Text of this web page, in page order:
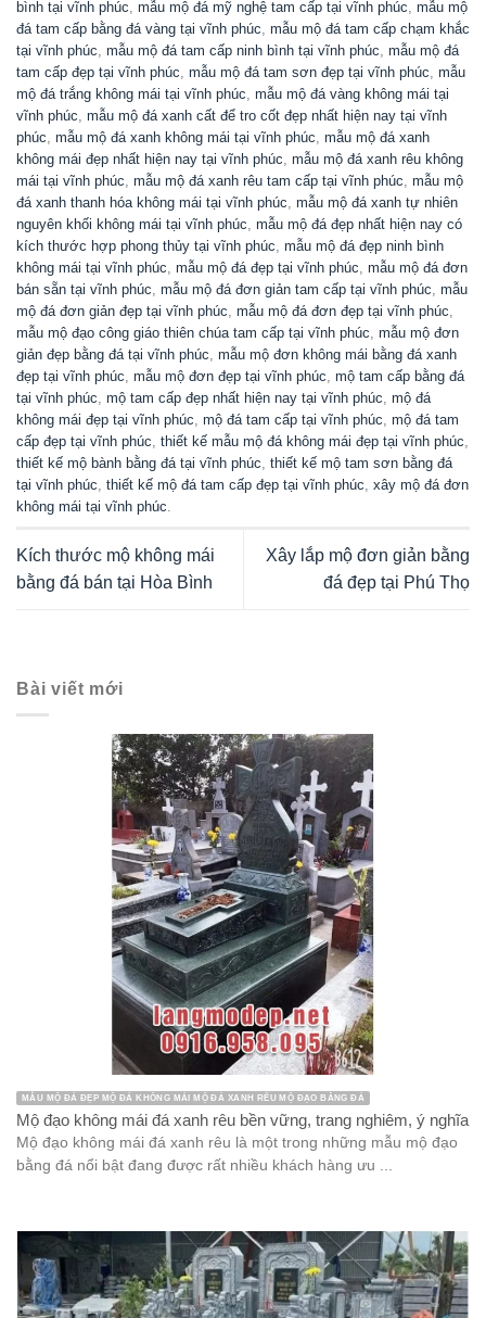
bình tại vĩnh phúc, mẫu mộ đá mỹ nghệ tam cấp tại vĩnh phúc, mẫu mộ
đá tam cấp bằng đá vàng tại vĩnh phúc, mẫu mộ đá tam cấp chạm khắc
tại vĩnh phúc, mẫu mộ đá tam cấp ninh bình tại vĩnh phúc, mẫu mộ đá
tam cấp đẹp tại vĩnh phúc, mẫu mộ đá tam sơn đẹp tại vĩnh phúc, mẫu
mộ đá trắng không mái tại vĩnh phúc, mẫu mộ đá vàng không mái tại
vĩnh phúc, mẫu mộ đá xanh cất để tro cốt đẹp nhất hiện nay tại vĩnh
phúc, mẫu mộ đá xanh không mái tại vĩnh phúc, mẫu mộ đá xanh
không mái đẹp nhất hiện nay tại vĩnh phúc, mẫu mộ đá xanh rêu không
mái tại vĩnh phúc, mẫu mộ đá xanh rêu tam cấp tại vĩnh phúc, mẫu mộ
đá xanh thanh hóa không mái tại vĩnh phúc, mẫu mộ đá xanh tự nhiên
nguyên khối không mái tại vĩnh phúc, mẫu mộ đá đẹp nhất hiện nay có
kích thước hợp phong thủy tại vĩnh phúc, mẫu mộ đá đẹp ninh bình
không mái tại vĩnh phúc, mẫu mộ đá đẹp tại vĩnh phúc, mẫu mộ đá đơn
bán sẵn tại vĩnh phúc, mẫu mộ đá đơn giản tam cấp tại vĩnh phúc, mẫu
mộ đá đơn giản đẹp tại vĩnh phúc, mẫu mộ đá đơn đẹp tại vĩnh phúc,
mẫu mộ đạo công giáo thiên chúa tam cấp tại vĩnh phúc, mẫu mộ đơn
giản đẹp bằng đá tại vĩnh phúc, mẫu mộ đơn không mái bằng đá xanh
đẹp tại vĩnh phúc, mẫu mộ đơn đẹp tại vĩnh phúc, mộ tam cấp bằng đá
tại vĩnh phúc, mộ tam cấp đẹp nhất hiện nay tại vĩnh phúc, mộ đá
không mái đẹp tại vĩnh phúc, mộ đá tam cấp tại vĩnh phúc, mộ đá tam
cấp đẹp tại vĩnh phúc, thiết kế mẫu mộ đá không mái đẹp tại vĩnh phúc,
thiết kế mộ bành bằng đá tại vĩnh phúc, thiết kế mộ tam sơn bằng đá
tại vĩnh phúc, thiết kế mộ đá tam cấp đẹp tại vĩnh phúc, xây mộ đá đơn
không mái tại vĩnh phúc.
Kích thước mộ không mái
bằng đá bán tại Hòa Bình
Xây lắp mộ đơn giản bằng
đá đẹp tại Phú Thọ
Bài viết mới
MẪU MỘ ĐÁ ĐẸP MỘ ĐÁ KHÔNG MÁI MỘ ĐÁ XANH RÊU MỘ ĐẠO BẰNG ĐÁ
Mộ đạo không mái đá xanh rêu bền vững, trang nghiêm, ý nghĩa
Mộ đạo không mái đá xanh rêu là một trong những mẫu mộ đạo
bằng đá nổi bật đang được rất nhiều khách hàng ưu ...